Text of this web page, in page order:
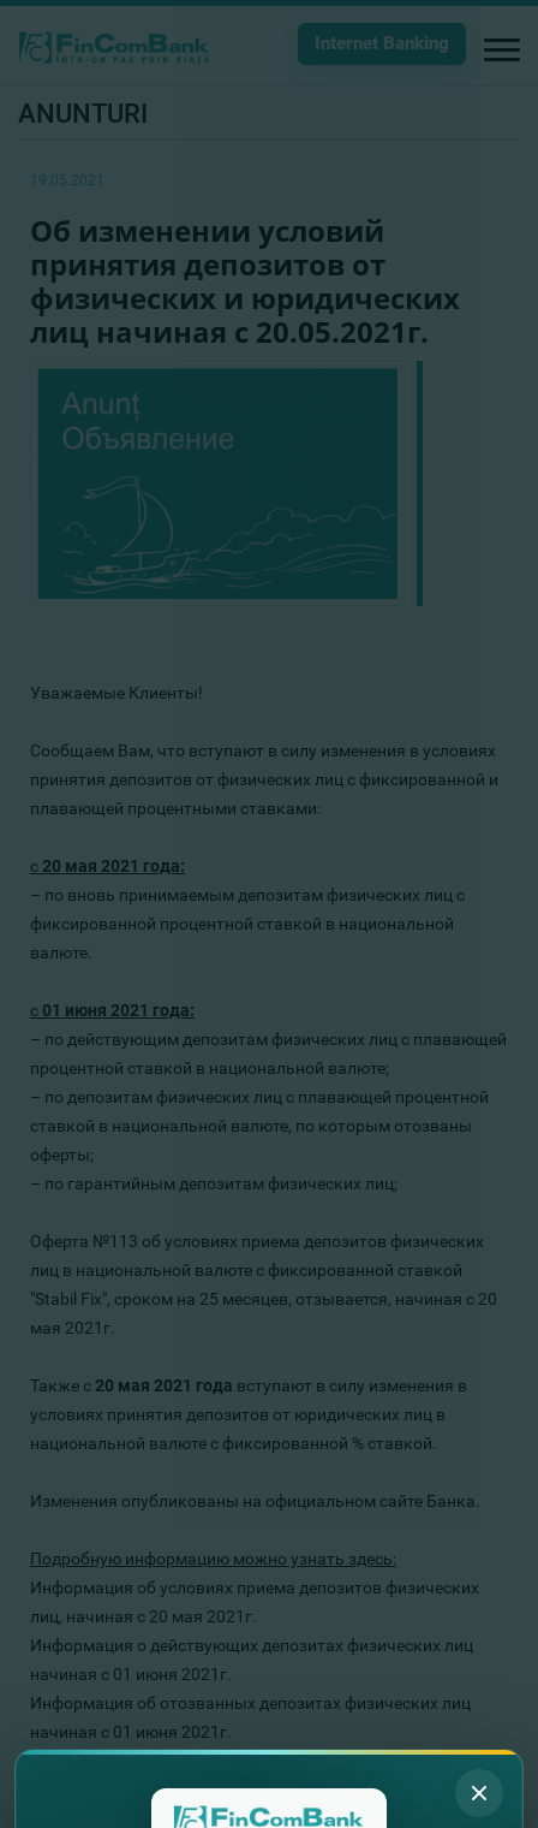
Internet Banking
ANUNTURI
19.05.2021
Об изменении условий
принятия депозитов от
физических и юридических
лиц начиная с 20.05.2021г.
Уважаемые Клиенты!
Сообщаем Вам, что вступают в силу изменения в условиях
принятия депозитов от физических лиц с фиксированной и
плавающей процентными ставками:
с 20 мая 2021 года:
– по вновь принимаемым депозитам физических лиц с
фиксированной процентной ставкой в национальной
валюте.
с 01 июня 2021 года:
– по действующим депозитам физических лиц с плавающей
процентной ставкой в национальной валюте;
– по депозитам физических лиц с плавающей процентной
ставкой в национальной валюте , по которым отозваны
оферты;
– по гарантийным депозитам физических лиц;
Оферта №113 об условиях приема депозитов физических
лиц в национальной валюте с фиксированной ставкой
"Stabil Fix", сроком на 25 месяцев, отзывается, начиная с 20
мая 2021г.
Также с 20 мая 2021 года вступают в силу изменения в
условиях принятия депозитов от юридических лиц в
национальной валюте с фиксированной % ставкой.
Изменения опубликованы на официальном сайте Банка.
Подробную информацию можно узнать здесь:
Информация об условиях приема депозитов физических
лиц, начиная с 20 мая 2021г.
Информация о действующих депозитах физических лиц
начиная с 01 июня 2021г.
Информация об отозванных депозитах физических лиц
начиная с 01 июня 2021г.
Информацияпо гарантийным депозитамфизических лицс